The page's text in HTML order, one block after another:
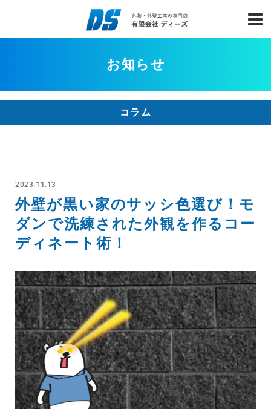
お知らせ
コラム
2023.11.13
外壁が黒い家のサッシ色選び！モ
ダンで洗練された外観を作るコー
ディネート術！